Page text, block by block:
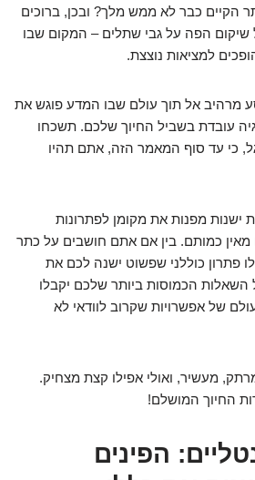
הקיים כבר לא ממש מלך? ובכן, ברוכים
הפה על גבי שתלים – המקום שבו
למציאות נוצצת.
מרהיב אל תוך עולם שבו המדע פוגש את
עובדת בשביל החיוך שלכם. תשכחו
כי עד סוף המאמר הזה, אתם תהיו
ישנות מפנות את מקומן לפתרונות
מאין כמותם. בין אם אתם חושבים על כתר
פתרון כוללני שפשוט ישנה לכם את
השאלות הכמוסות ביותר שלכם יקבלו
של אפשרויות שקרוב לוודאי לא
מעשיר, ואולי אפילו קצת מצחיק.
החיוך המושלם!
הפינים